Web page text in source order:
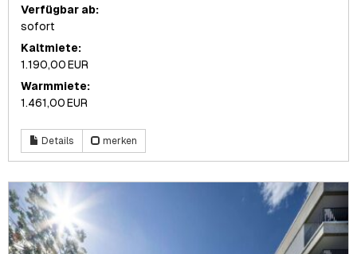
Verfügbar ab:
sofort
Kaltmiete:
1.190,00 EUR
Warmmiete:
1.461,00 EUR
Details merken